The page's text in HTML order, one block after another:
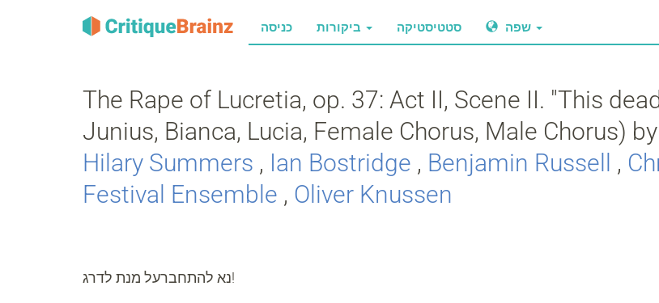
כניסה סטטיסטיקה
The Rape of Lucretia, op. 37: Act II, Scene II. "This
Junius, Bianca, Lucia, Female Chorus, Male Chorus) by
Hilary Summers , Ian Bostridge , Benjamin Russell ,
Festival Ensemble , Oliver Knussen
נא להתחברעל מנת לדרג!